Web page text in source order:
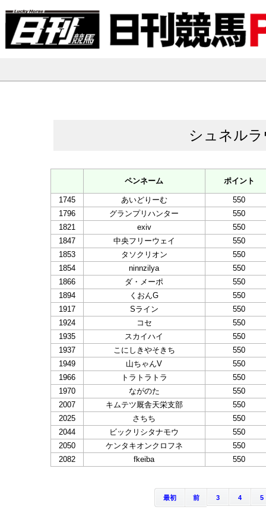
シュネル
ペンネーム ポイント
1745 あいどりーむ
550
1796
グランプリハンター
550
1821
exiv
550
1847
中央フリーウェイ
550
1853
タソクリオン
550
1854
ninnzilya
550
1866
ダ・メーポ
550
1894
くおんG
550
1917
Sライン
550
1924
コセ
550
1935
スカイハイ
550
1937
こにしきやそきち
550
1949
山ちゃんV
550
1966
トラトラトラ
550
1970
ながのた
550
2007
キムテツ厩舎天栄支部
550
2025
さちち
550
2044
ビックリシタナモウ
550
2050
ケンタキオンクロフネ
550
2082
fkeiba 550
最初 前 3 4 5